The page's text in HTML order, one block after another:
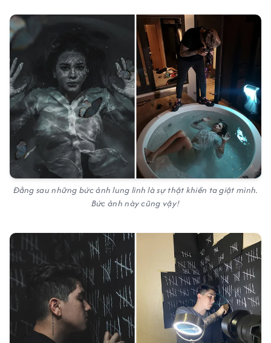
Đằng sau những bức ảnh lung linh là sự thật khiến ta giật mình.
Bức ảnh này cũng vậy!